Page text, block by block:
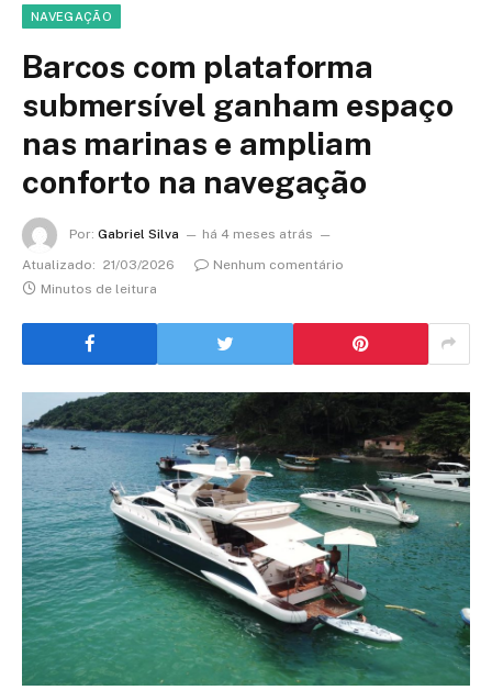
NAVEGAÇÃO
Barcos com plataforma
submersível ganham espaço
nas marinas e ampliam
conforto na navegação
Por: Gabriel Silva
há 4 meses atrás
Atualizado: 21/03/2026
Nenhum comentário
Minutos de leitura